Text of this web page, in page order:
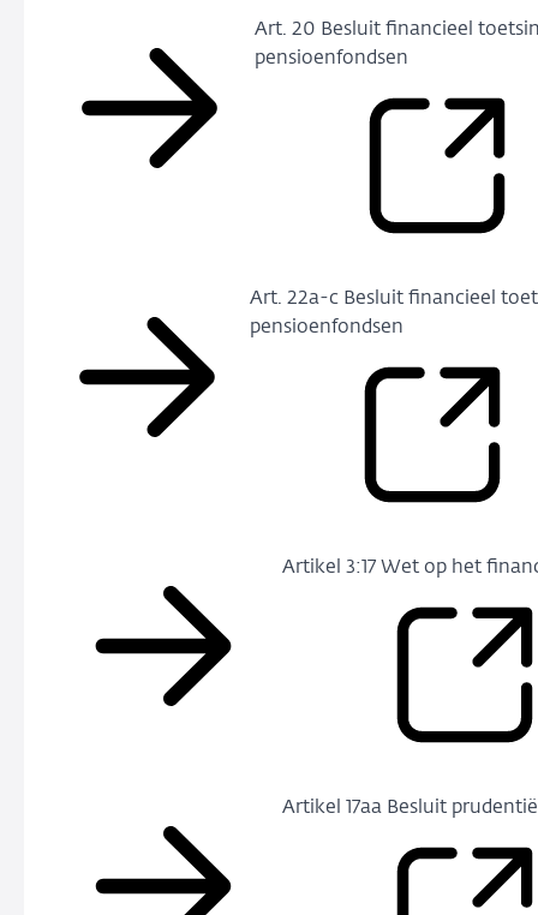
Art. 20 Besluit financieel
pensioenfondsen
Art. 22a-c Besluit financieel
pensioenfondsen
Artikel 3:17 Wet op het
Artikel 17aa Besluit